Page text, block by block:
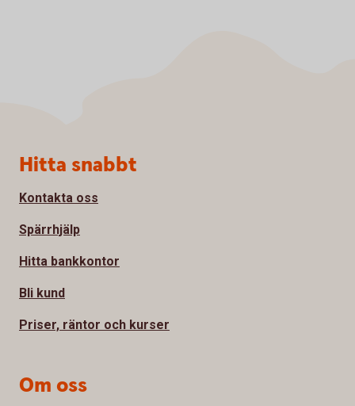
Sidfot
Hitta snabbt
Kontakta oss
Spärrhjälp
Hitta bankkontor
Bli kund
Priser, räntor och kurser
Om oss